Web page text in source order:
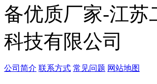
公司简介 联系方式 常见问题 网站地图